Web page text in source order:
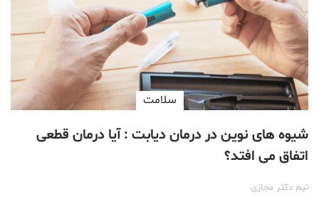
سلامت
شیوه های نوین در درمان دیابت : آیا درمان قطعی
اتفاق می افتد؟
تیم دکتر مجازی